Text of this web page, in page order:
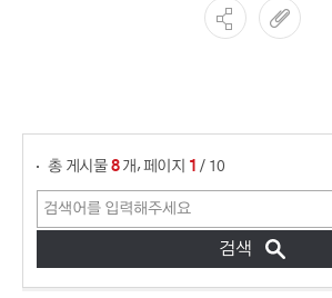
총 게시물 8개 , 페이지 1 / 10